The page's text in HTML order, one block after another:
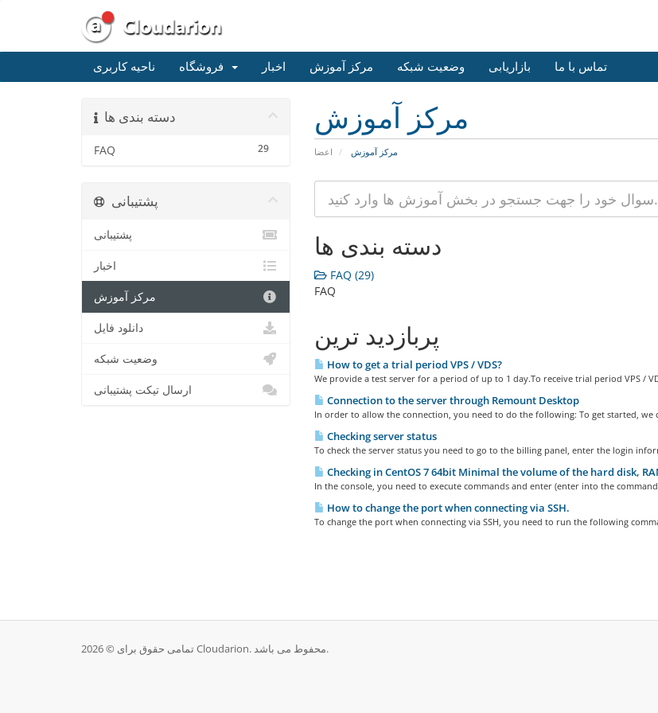
ناحیه کاربری اخبار مرکز آموزش وضعیت شبکه بازاریابی تماس با ما
مرکز آموزش
اعضا مرکز آموزش
دسته بندی ها
29
FAQ
دسته بندی ها
FAQ (29)
FAQ
پربازدید ترین
How to get a trial period VPS / VDS?
We provide a test server for a period of up to 1 day.To receive trial period VPS /
Connection to the server through Remount Desktop
In order to allow the connection, you need to do the following: To get started, we
Checking server status
To check the server status you need to go to the billing panel, enter the login
Checking in CentOS 7 64bit Minimal the volume of the hard disk,
In the console, you need to execute commands and enter (enter into the
How to change the port when connecting via SSH.
To change the port when connecting via SSH, you need to run the following
پشتیبانی
پشتیبانی
اخبار
مرکز آموزش
دانلود فایل
وضعیت شبکه
ارسال تیکت پشتیبانی
تمامی حقوق برای © 2026 Cloudarion. محفوط می باشد.